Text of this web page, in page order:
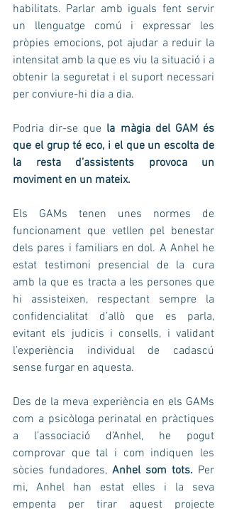
habilitats. Parlar amb iguals fent servir
un llenguatge comú i expressar les
pròpies emocions, pot ajudar a reduir la
intensitat amb la que es viu la situació i a
obtenir la seguretat i el suport necessari
per conviure-hi dia a dia.
Podria dir-se que la màgia del GAM és
que el grup té eco, i el que un escolta de
la resta d’assistents provoca un
moviment en un mateix.
Els GAMs tenen unes normes de
funcionament que vetllen pel benestar
dels pares i familiars en dol. A Anhel he
estat testimoni presencial de la cura
amb la que es tracta a les persones que
hi assisteixen, respectant sempre la
confidencialitat d’allò que es parla,
evitant els judicis i consells, i validant
l’experiència individual de cadascú
sense furgar en aquesta.
Des de la meva experiència en els GAMs
com a psicòloga perinatal en pràctiques
a l’associació d’Anhel, he pogut
comprovar que tal i com indiquen les
sòcies fundadores, Anhel som tots. Per
mi, Anhel han estat elles i la seva
empenta per tirar aquest projecte